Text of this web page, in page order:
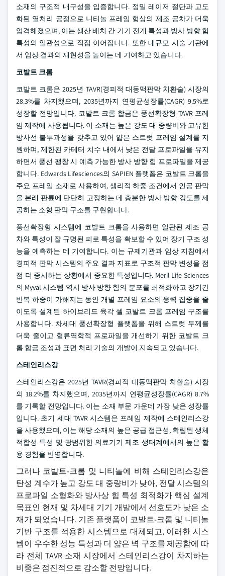
소재의 구조적 내구성을 입증합니다. 정밀 레이저 절단과 고도
화된 열처리 공정으로 니티놀 프레임 형상의 제조 공차가 더욱
엄격해졌으며, 이는 생산 배치 간 기기 전개 특성과 방사 방향 힘
특성의 일관성으로 직접 이어집니다. 또한 대규모 시술 기관에
서 임상 결과의 재현성을 높이는 데 기여하고 있습니다.
코발트 크롬
코발트 크롬은 2025년 TAVR(경피적 대동맥판막 치환술) 시장의
28.3%를 차지했으며, 2035년까지 연평균성장률(CAGR) 9.5%로
성장할 전망입니다. 코발트 크롬 합금은 풍선확장형 TAVR 프레
임 제작에 사용됩니다. 이 소재는 높은 강도 대 중량비와 고유한
방사선 불투과성을 갖추고 있어 얇은 스트럿 프레임 설계를 지
원하며, 제한된 카테터 치수 내에서 낮은 전달 프로파일을 유지
하면서 풍선 팽창 시 예측 가능한 방사 방향 힘 프로파일을 제공
합니다. Edwards Lifesciences의 SAPIEN 플랫폼은 코발트 크롬을
주요 프레임 소재로 사용하여, 생리적 하중 조건에서 인공 판막
을 본래 판륜에 단단히 고정하는 데 충분한 방사 방향 강도를 제
공하는 소형 판막 구조를 구현합니다.
풍선확장형 시스템에 코발트 크롬을 사용하면 일관된 제조 공
차와 특성이 잘 규명된 피로 특성을 확보할 수 있어 장기 구조 성
능을 예측하는 데 기여합니다. 이는 규제기관과 임상 지침에서
경피적 판막 시스템의 주요 결과 지표로 구조적 판막 변성을 점
점 더 중시하는 상황에서 중요한 특성입니다. Meril Life Sciences
의 Myval 시스템 역시 방사 방향 힘의 분포를 최적화하고 장기간
반복 하중이 가해지는 동안 개별 프레임 요소의 응력 집중을 줄
이도록 설계된 하이브리드 육각 셀 코발트 크롬 프레임 구조를
사용합니다. 차세대 풍선확장형 플랫폼을 위해 스트럿 두께를
더욱 줄이고 혈류역학적 프로파일을 개선하기 위한 코발트 크
롬 합금 조성과 표면 처리 기술의 개발이 지속되고 있습니다.
스테인리스강
스테인리스강은 2025년 TAVR(경피적 대동맥판막 치환술) 시장
의 18.2%를 차지했으며, 2035년까지 연평균성장률(CAGR) 8.7%
를 기록할 전망입니다. 이는 소재 부문 가운데 가장 낮은 성장률
입니다. 초기 세대 TAVR 시스템은 프레임 제작에 스테인리스강
을 사용했으며, 이는 해당 소재의 높은 공급 접근성, 확립된 생체
적합성 특성 및 광범위한 의료기기 제조 생태계에서의 높은 활
용 경험을 반영합니다.
그러나 코발트-크롬 및 니티놀에 비해 스테인리스강은
탄성 계수가 높고 강도 대 중량비가 낮아, 전달 시스템의
프로파일 소형화와 방사상 힘 특성 최적화가 핵심 설계
목표인 현재 및 차세대 기기 개발에서 선호도가 낮은 소
재가 되었습니다. 기존 플랫폼이 코발트-크롬 및 니티놀
기반 구조를 적용한 시스템으로 대체되고, 이러한 시스
템이 우수한 성능 특성과 더 얇은 벽 구조를 제공함에 따
라 전체 TAVR 소재 시장에서 스테인리스강이 차지하는
비중은 점진적으로 감소할 전망입니다.